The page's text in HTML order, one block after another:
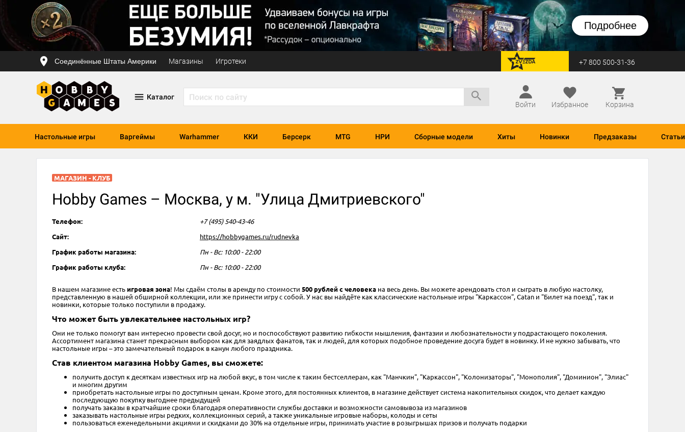
Подробнее
Соединённые Штаты Америки Магазины Игротеки перейти на Zvezda +7 800 500-31-36
Каталог
Войти
Избранное Корзина
Настольные игры Варгеймы Warhammer ККИ Берсерк MTG НРИ Сборные модели Хиты Новинки Предзаказы Статьи
МАГАЗИН - КЛУБ
Hobby Games – Москва, у м. "Улица Дмитриевского"
Телефон:
+7 (495) 540-43-46
Сайт:
https://hobbygames.ru/rudnevka
График работы магазина:
Пн - Вс: 10:00 - 22:00
График работы клуба:
Пн - Вс: 10:00 - 22:00
​В нашем магазине естьигровая зона! Мы сдаём столы в аренду по стоимости 500 рублей с человека на весь день. Вы можете арендовать стол и сыграть в любую настолку,
представленную в нашей обширной коллекции, или же принести игру с собой. У нас вы найдёте как классические настольные игры "Каркассон", Catan и "Билет на поезд", так и
новинки, которые только поступили в продажу.
Что может быть увлекательнее настольных игр?
Они не только помогут вам интересно провести свой досуг, но и поспособствуют развитию гибкости мышления, фантазии и любознательности у подрастающего поколения.
Ассортимент магазина станет прекрасным выбором как для заядлых фанатов, так и людей, для которых подобное проведение досуга будет в новинку. И не нужно забывать, что
настольные игры – это замечательный подарок в канун любого праздника.
Став клиентом магазина Hobby Games, вы сможете:
получить доступ к десяткам известных игр на любой вкус, в том числе к таким бестселлерам, как "Манчкин", "Каркассон", "Колонизаторы", "Монополия", "Доминион", "Элиас"
и многим другим
приобретать настольные игры по доступным ценам. Кроме этого, для постоянных клиентов, в магазине действует система накопительных скидок, что делает каждую
последующую покупку выгоднее предыдущей
получать заказы в кратчайшие сроки благодаря оперативности службы доставки и возможности самовывоза из магазинов
заказывать настольные игры редких, коллекционных серий, а также уникальные игровые наборы, колоды и сеты
пользоваться еженедельными акциями и скидками до 30% на отдельные игры, принимать участие в розыгрышах призов и получать подарки